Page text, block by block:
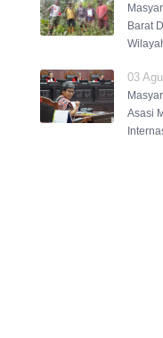
Barat
03
Asasi